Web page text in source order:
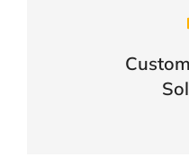
Complex